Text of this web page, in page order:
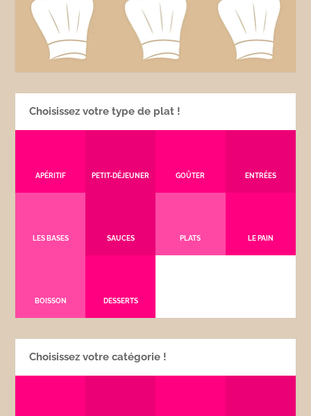
Choisissez votre type de plat !
APÉRITIF PETIT-DÉJEUNER GOÛTER ENTRÉES
LES BASES SAUCES PLATS LE PAIN
BOISSON DESSERTS
Choisissez votre catégorie !